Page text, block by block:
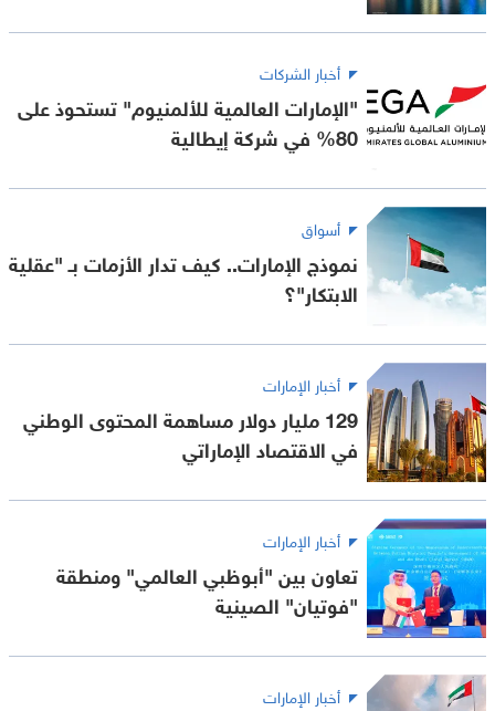
أخبار الشركات
"الإمارات العالمية للألمنيوم" تستحوذ على
80% في شركة إيطالية
أسواق
نموذج الإمارات.. كيف تدار الأزمات بـ "عقلية
الابتكار"؟
أخبار الإمارات
129 مليار دولار مساهمة المحتوى الوطني
في الاقتصاد الإماراتي
أخبار الإمارات
تعاون بين "أبوظبي العالمي" ومنطقة
"فوتيان" الصينية
أخبار الإمارات